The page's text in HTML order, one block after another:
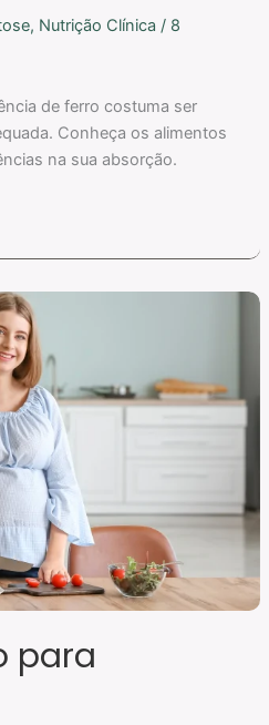
, Nutrição Clínica / 8
de ferro costuma ser
Conheça os alimentos
na sua absorção.
para